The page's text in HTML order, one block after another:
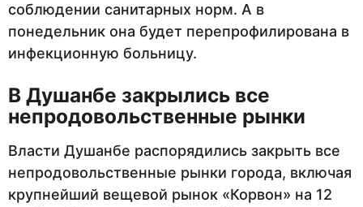
соблюдении санитарных норм. А в
понедельник она будет перепрофилирована в
инфекционную больницу.
В Душанбе закрылись все
непродовольственные рынки
Власти Душанбе распорядились закрыть все
непродовольственные рынки города, включая
крупнейший вещевой рынок «Корвон» на 12